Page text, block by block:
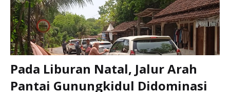
Pada Liburan Natal, Jalur Arah
Pantai Gunungkidul Didominasi